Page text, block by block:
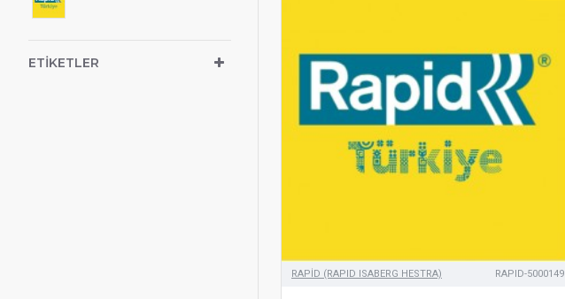
ETIKETLER
RAPİD (RAPID ISABERG HESTRA) RAPID-5000149